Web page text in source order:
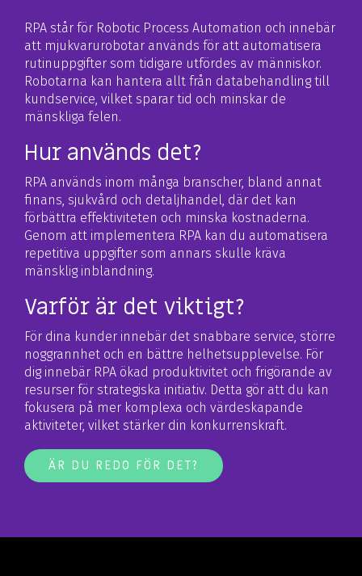
RPA står för Robotic Process Automation och innebär
att mjukvarurobotar används för att automatisera
rutinuppgifter som tidigare utfördes av människor.
Robotarna kan hantera allt från databehandling till
kundservice, vilket sparar tid och minskar de
mänskliga felen.
Hur används det?
RPA används inom många branscher, bland annat
finans, sjukvård och detaljhandel, där det kan
förbättra effektiviteten och minska kostnaderna.
Genom att implementera RPA kan du automatisera
repetitiva uppgifter som annars skulle kräva
mänsklig inblandning.
Varför är det viktigt?
För dina kunder innebär det snabbare service, större
noggrannhet och en bättre helhetsupplevelse. För
dig innebär RPA ökad produktivitet och frigörande av
resurser för strategiska initiativ. Detta gör att du kan
fokusera på mer komplexa och värdeskapande
aktiviteter, vilket stärker din konkurrenskraft.
ÄR DU REDO FÖR DET?